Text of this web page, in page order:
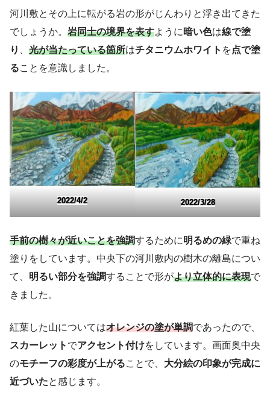
河川敷とその上に転がる岩の形がじんわりと浮き出てきた
でしょうか。 岩同士の境界を表すように 暗い色は線で塗
り
光が当たっている箇所はチタニウムホワイト を点で塗
ることを意識しました。
2022/4/2 2022/3/28
手前の樹々が近いことを強調するために明るめの緑で重ね
塗りをしています。中央下の河川敷内の樹木の離島につい
て、 明るい部分を強調することで形がより立体的に表現で
きました。
紅葉した山についてはオレンジの塗が単調であったので、
スカーレット でアクセント付けをしています。画面奥中央
のモチーフの彩度が上がることで、 大分絵の印象が完成に
近づいたと感じます。